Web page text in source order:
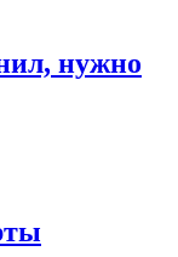
нужно